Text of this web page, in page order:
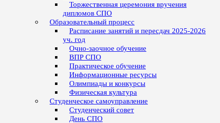
Торжественная церемония вручения
дипломов СПО
Образовательный процесс
Расписание занятий и пересдач 2025-2026
уч. год
Очно-заочное обучение
ВПР СПО
Практическое обучение
Информационные ресурсы
Олимпиады и конкурсы
Физическая культура
Студенческое самоуправление
Студенческий совет
День СПО